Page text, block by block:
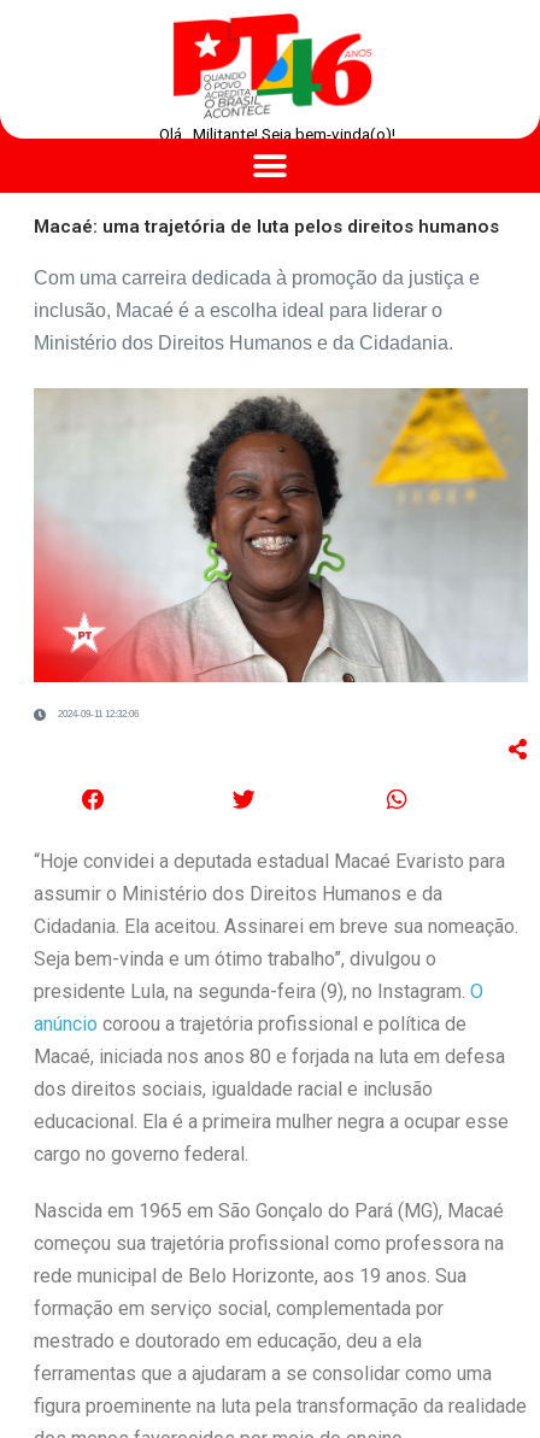
Olá , Militante! Seja bem-vinda(o)!
Macaé: uma trajetória de luta pelos direitos humanos
Com uma carreira dedicada à promoção da justiça e
inclusão, Macaé é a escolha ideal para liderar o
Ministério dos Direitos Humanos e da Cidadania.
2024-09-11 12:32:06
“Hoje convidei a deputada estadual Macaé Evaristo para
assumir o Ministério dos Direitos Humanos e da
Cidadania. Ela aceitou. Assinarei em breve sua nomeação.
Seja bem-vinda e um ótimo trabalho”, divulgou o
presidente Lula, na segunda-feira (9), no Instagram. O
anúncio coroou a trajetória profissional e política de
Macaé, iniciada nos anos 80 e forjada na luta em defesa
dos direitos sociais, igualdade racial e inclusão
educacional. Ela é a primeira mulher negra a ocupar esse
cargo no governo federal.
Nascida em 1965 em São Gonçalo do Pará (MG), Macaé
começou sua trajetória profissional como professora na
rede municipal de Belo Horizonte, aos 19 anos. Sua
formação em serviço social, complementada por
mestrado e doutorado em educação, deu a ela
ferramentas que a ajudaram a se consolidar como uma
figura proeminente na luta pela transformação da realidade